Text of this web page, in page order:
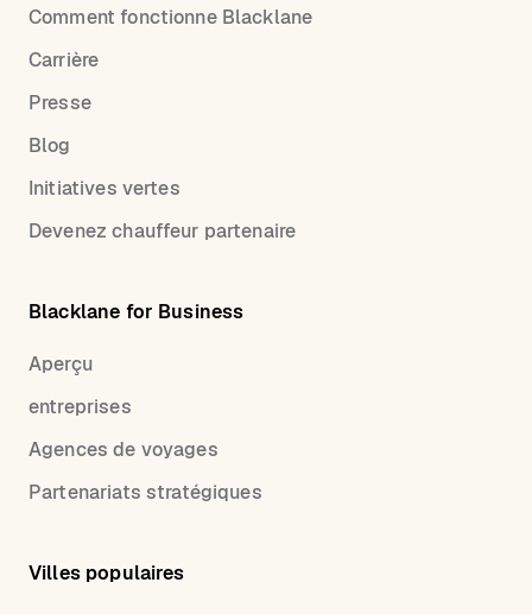
Comment fonctionne Blacklane
Carrière
Presse
Blog
Initiatives vertes
Devenez chauffeur partenaire
Blacklane for Business
Aperçu
entreprises
Agences de voyages
Partenariats stratégiques
Villes populaires